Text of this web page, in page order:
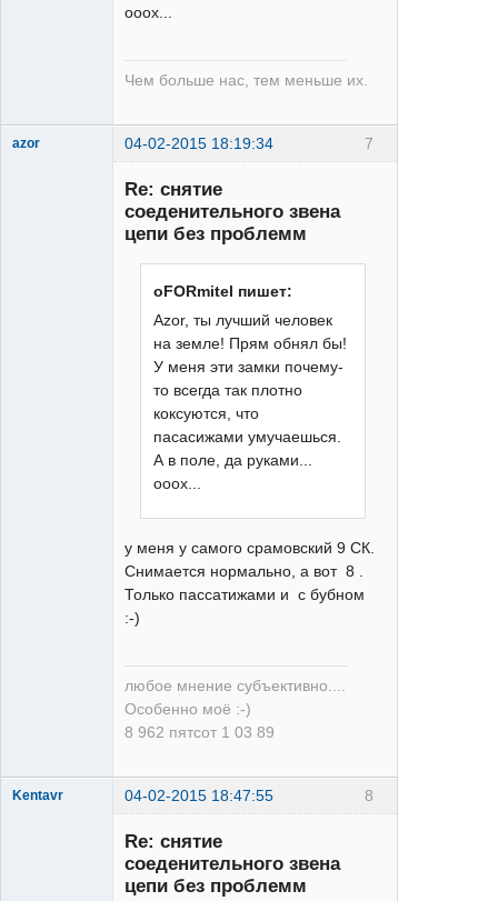
ооох...
Чем больше нас, тем меньше их.
7
azor 04-02-2015 18:19:34
Re: снятие
соеденительного звена
цепи без проблемм
oFORmitel пишет:
Azor, ты лучший человек
на земле! Прям обнял бы!
У меня эти замки почему-
то всегда так плотно
коксуются, что
пасасижами умучаешься.
А в поле, да руками...
ооох...
у меня у самого срамовский 9 СК.
Снимается нормально, а вот 8 .
Только пассатижами и с бубном
:-)
любое мнение субъективно....
Особенно моё :-)
8 962 пятсот 1 03 89
8
Kentavr 04-02-2015 18:47:55
Re: снятие
соеденительного звена
цепи без проблемм